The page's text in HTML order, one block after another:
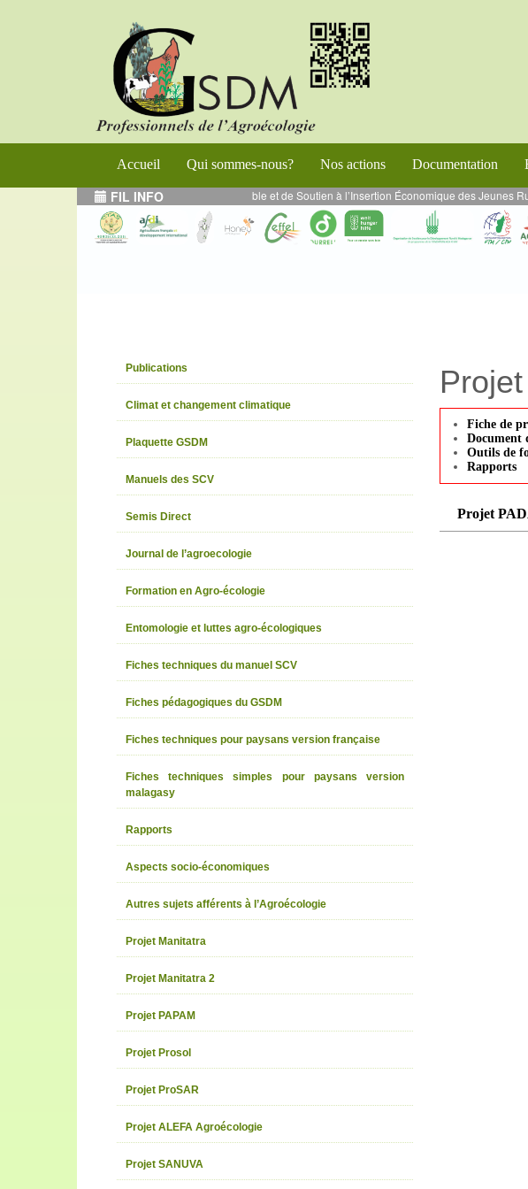
Accueil Qui sommes-nous? Nos actions Documentation
FIL INFO
Renforcement de l’Entrepreneuriat Durable et de Soutien à l’Insertion Économique des Jeunes Ruraux
Publications
Climat et changement climatique
Plaquette GSDM
Manuels des SCV
Semis Direct
Journal de l’agroecologie
Formation en Agro-écologie
Entomologie et luttes agro-écologiques
Fiches techniques du manuel SCV
Fiches pédagogiques du GSDM
Fiches techniques pour paysans version française
Fiches techniques simples pour paysans version
malagasy
Rapports
Aspects socio-économiques
Autres sujets afférents à l’Agroécologie
Projet Manitatra
Projet Manitatra 2
Projet PAPAM
Projet Prosol
Projet ProSAR
Projet ALEFA Agroécologie
Projet SANUVA
Fiche de
Document
Outils de
Rapports
Projet